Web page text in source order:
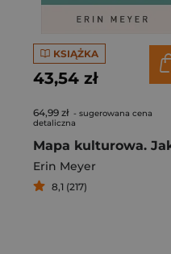
KSIĄŻKA
43,54 zł
64,99 zł - sugerowana cena
detaliczna
Erin Meyer
8,1 (217)